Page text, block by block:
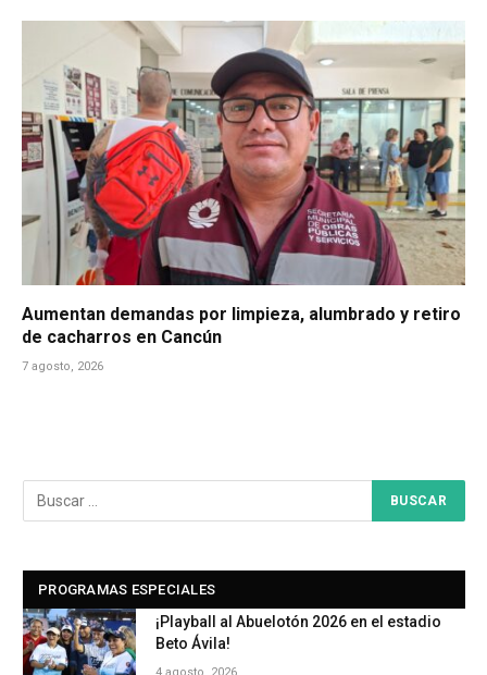
Aumentan demandas por limpieza, alumbrado y retiro
de cacharros en Cancún
7 agosto, 2026
PROGRAMAS ESPECIALES
¡Playball al Abuelotón 2026 en el estadio
Beto Ávila!